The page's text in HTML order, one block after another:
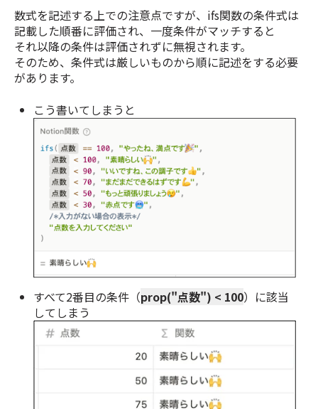
数式を記述する上での注意点ですが、ifs関数の条件式は
記載した順番に評価され、一度条件がマッチすると
それ以降の条件は評価されずに無視されます。
そのため、条件式は厳しいものから順に記述をする必要
があります。
こう書いてしまうと
すべて2番目の条件（prop("点数") < 100）に該当
してしまう